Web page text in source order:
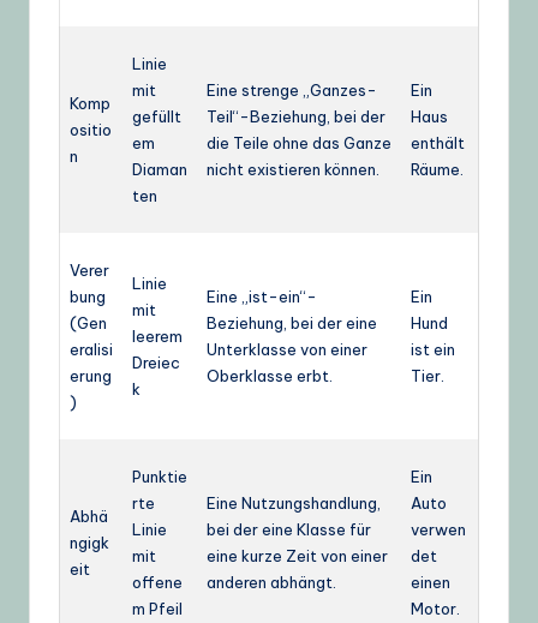
Komp
ositio
n
Linie
mit
gefüllt
em
Diaman
ten
Eine strenge „Ganzes-
Teil“-Beziehung, bei der
die Teile ohne das Ganze
nicht existieren können.
Ein
Haus
enthält
Räume.
Verer
bung
(Gen
eralisi
erung
)
Linie
mit
leerem
Dreiec
k
Eine „ist-ein“-
Beziehung, bei der eine
Unterklasse von einer
Oberklasse erbt.
Ein
Hund
ist ein
Tier.
Abhä
ngigk
eit
Punktie
rte
Linie
mit
offene
m Pfeil
Eine Nutzungshandlung,
bei der eine Klasse für
eine kurze Zeit von einer
anderen abhängt.
Ein
Auto
verwen
det
einen
Motor.